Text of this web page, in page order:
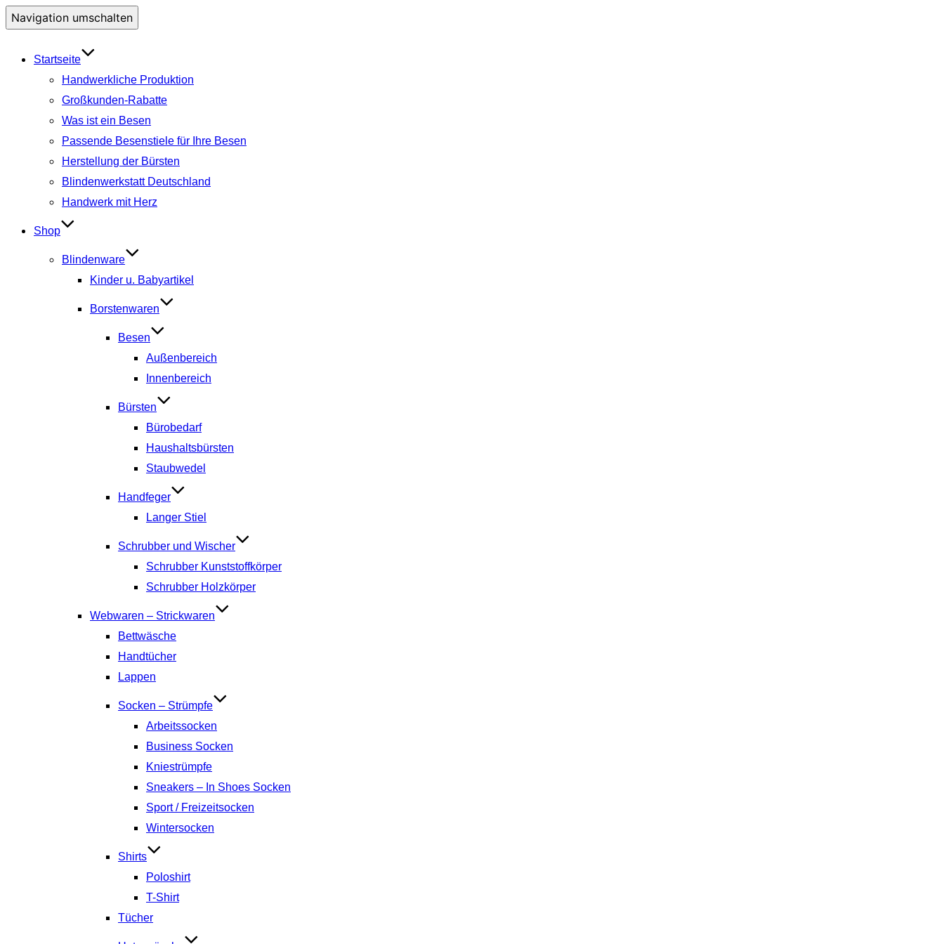
Navigation umschalten
Startseite
Handwerkliche Produktion
Großkunden-Rabatte
Was ist ein Besen
Passende Besenstiele für Ihre Besen
Herstellung der Bürsten
Blindenwerkstatt Deutschland
Handwerk mit Herz
Shop
Blindenware
Kinder u. Babyartikel
Borstenwaren
Besen
Außenbereich
Innenbereich
Bürsten
Bürobedarf
Haushaltsbürsten
Staubwedel
Handfeger
Langer Stiel
Schrubber und Wischer
Schrubber Kunststoffkörper
Schrubber Holzkörper
Webwaren – Strickwaren
Bettwäsche
Handtücher
Lappen
Socken – Strümpfe
Arbeitssocken
Business Socken
Kniestrümpfe
Sneakers – In Shoes Socken
Sport / Freizeitsocken
Wintersocken
Shirts
Poloshirt
T-Shirt
Tücher